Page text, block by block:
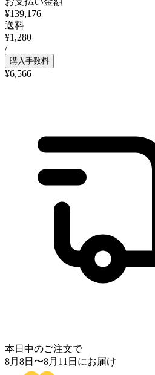
¥139,176
送料
¥1,280
/
購入手数料
¥6,566
本日中のご注文で
8月8日 〜8月11日 にお届け